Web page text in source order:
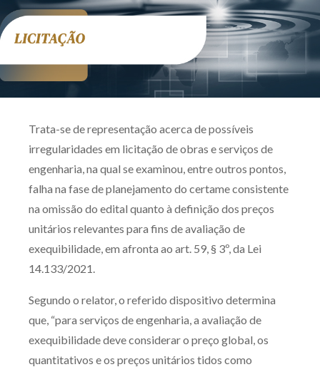
Zênite Online
Eventos presenciais
Diferenciais
Receba por RSS
Av. Sete de Setembro, 4698
Batel
Telefone (41) 2109-8666
Whatsapp (41) 98881-6616
Trata-se de representação acerca de possíveis
irregularidades em licitação de obras e serviços de
engenharia, na qual se examinou, entre outros pontos,
falha na fase de planejamento do certame consistente
na omissão do edital quanto à definição dos preços
unitários relevantes para fins de avaliação de
exequibilidade, em afronta ao art. 59, § 3º, da Lei
14.133/2021.
Segundo o relator, o referido dispositivo determina
que, “para serviços de engenharia, a avaliação de
exequibilidade deve considerar o preço global, os
quantitativos e os preços unitários tidos como